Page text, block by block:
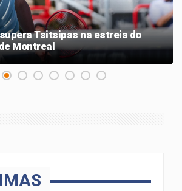
Tsitsipas na estreia do
Montreal